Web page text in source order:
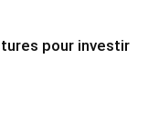
pour investir